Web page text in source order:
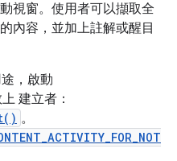
視窗。使用者可以擷取全
內容，並加上註解或醒目
，啟動
建立者：
。